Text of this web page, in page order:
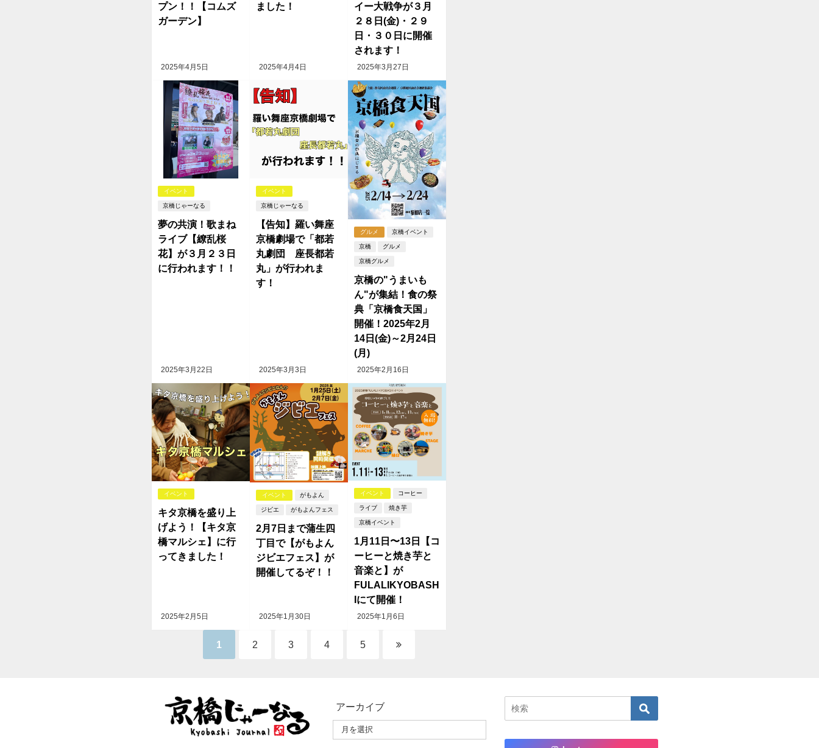
プン！！【コムズ
ガーデン】
2025年4月5日
ました！
2025年4月4日
イー大戦争が３月
２８日(金)・２９
日・３０日に開催
されます！
2025年3月27日
イベント
京橋じゃーなる
夢の共演！歌まね
ライブ【繚乱桜
花】が３月２３日
に行われます！！
2025年3月22日
イベント
京橋じゃーなる
【告知】羅い舞座
京橋劇場で「都若
丸劇団 座長都若
丸」が行われま
す！
2025年3月3日
グルメ 京橋イベント
京橋 グルメ
京橋グルメ
京橋の"うまいも
ん"が集結！食の祭
典「京橋食天国」
開催！2025年2月
14日(金)～2月24日
(月)
2025年2月16日
イベント
キタ京橋を盛り上
げよう！【キタ京
橋マルシェ】に行
ってきました！
2025年2月5日
イベント がもよん
ジビエ がもよんフェス
2月7日まで蒲生四
丁目で【がもよん
ジビエフェス】が
開催してるぞ！！
2025年1月30日
イベント コーヒー
ライブ 焼き芋
京橋イベント
1月11日〜13日【コ
ーヒーと焼き芋と
音楽と】が
FULALIKYOBASH
Iにて開催！
2025年1月6日
1 2 3 4 5
アーカイブ